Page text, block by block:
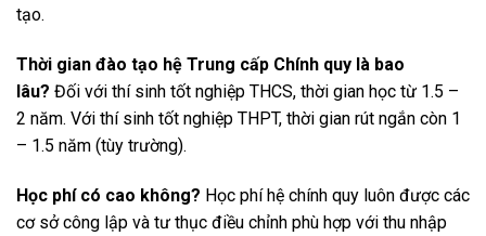
tạo.
Thời gian đào tạo hệ Trung cấp Chính quy là bao
lâu? Đối với thí sinh tốt nghiệp THCS, thời gian học từ 1.5 –
2 năm. Với thí sinh tốt nghiệp THPT, thời gian rút ngắn còn 1
– 1.5 năm (tùy trường).
Học phí có cao không? Học phí hệ chính quy luôn được các
cơ sở công lập và tư thục điều chỉnh phù hợp với thu nhập